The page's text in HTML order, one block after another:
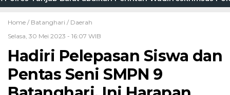
Home / Batanghari / Daerah
Selasa, 30 Mei 2023 - 16:07 WIB
Hadiri Pelepasan Siswa dan
Pentas Seni SMPN 9